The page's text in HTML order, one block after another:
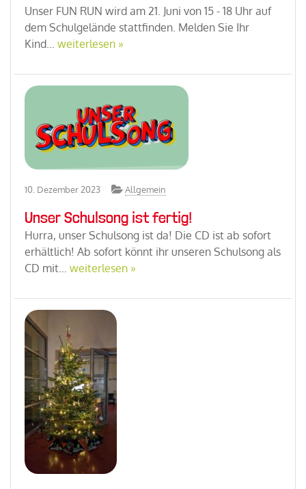
Unser FUN RUN wird am 21. Juni von 15 - 18 Uhr auf
dem Schulgelände stattfinden. Melden Sie Ihr
Kind… weiterlesen »
10. Dezember 2023 Allgemein
Unser Schulsong ist fertig!
Hurra, unser Schulsong ist da! Die CD ist ab sofort
erhältlich! Ab sofort könnt ihr unseren Schulsong als
CD mit… weiterlesen »